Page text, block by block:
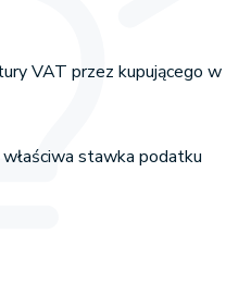
VAT przez kupującego w
stawka podatku